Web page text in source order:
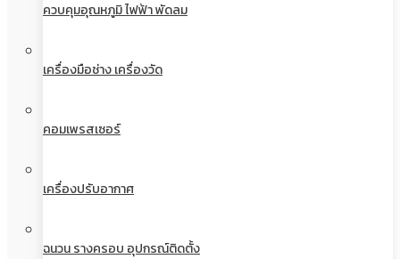
ควบคุมอุณหภูมิ ไฟฟ้า พัดลม
เครื่องมือช่าง เครื่องวัด
คอมเพรสเซอร์
เครื่องปรับอากาศ
ฉนวน รางครอบ อุปกรณ์ติดตั้ง